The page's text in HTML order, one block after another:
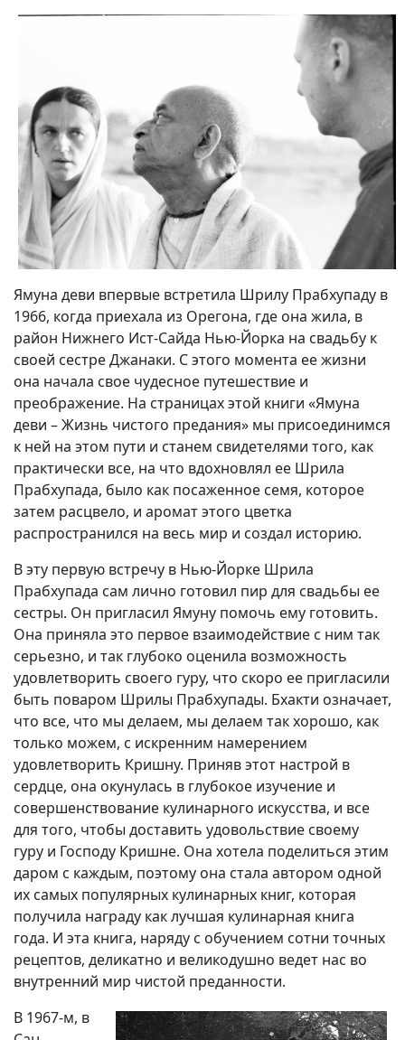
Ямуна деви впервые встретила Шрилу Прабхупаду в
1966, когда приехала из Орегона, где она жила, в
район Нижнего Ист-Сайда Нью-Йорка на свадьбу к
своей сестре Джанаки. С этого момента ее жизни
она начала свое чудесное путешествие и
преображение. На страницах этой книги «Ямуна
деви – Жизнь чистого предания» мы присоединимся
к ней на этом пути и станем свидетелями того, как
практически все, на что вдохновлял ее Шрила
Прабхупада, было как посаженное семя, которое
затем расцвело, и аромат этого цветка
распространился на весь мир и создал историю.
В эту первую встречу в Нью-Йорке Шрила
Прабхупада сам лично готовил пир для свадьбы ее
сестры. Он пригласил Ямуну помочь ему готовить.
Она приняла это первое взаимодействие с ним так
серьезно, и так глубоко оценила возможность
удовлетворить своего гуру, что скоро ее пригласили
быть поваром Шрилы Прабхупады. Бхакти означает,
что все, что мы делаем, мы делаем так хорошо, как
только можем, с искренним намерением
удовлетворить Кришну. Приняв этот настрой в
сердце, она окунулась в глубокое изучение и
совершенствование кулинарного искусства, и все
для того, чтобы доставить удовольствие своему
гуру и Господу Кришне. Она хотела поделиться этим
даром с каждым, поэтому она стала автором одной
их самых популярных кулинарных книг, которая
получила награду как лучшая кулинарная книга
года. И эта книга, наряду с обучением сотни точных
рецептов, деликатно и великодушно ведет нас во
внутренний мир чистой преданности.
В 1967-м, в